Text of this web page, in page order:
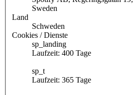
Sweden
Land
Schweden
Cookies / Dienste
sp_landing
Laufzeit: 400 Tage
sp_t
Laufzeit: 365 Tage